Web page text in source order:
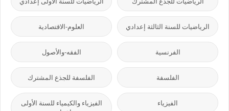
الرياضيات للسنة الثالثة إعدادي العلوم-الاقتصادية
الفرنسية الفقه-والأصول
الفلسفة الفلسفة للجذع المشترك
الفيزياء
الفيزياء والكيمياء للسنة الأولى